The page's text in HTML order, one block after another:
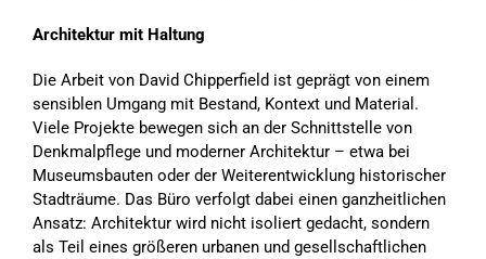
Architektur mit Haltung
Die Arbeit von David Chipperfield ist geprägt von einem
sensiblen Umgang mit Bestand, Kontext und Material.
Viele Projekte bewegen sich an der Schnittstelle von
Denkmalpflege und moderner Architektur – etwa bei
Museumsbauten oder der Weiterentwicklung historischer
Stadträume. Das Büro verfolgt dabei einen ganzheitlichen
Ansatz: Architektur wird nicht isoliert gedacht, sondern
als Teil eines größeren urbanen und gesellschaftlichen